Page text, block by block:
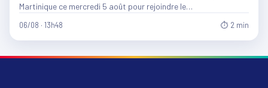
Martinique ce mercredi 5 août pour rejoindre le…
06/08 · 13h48 ⏱ 2 min